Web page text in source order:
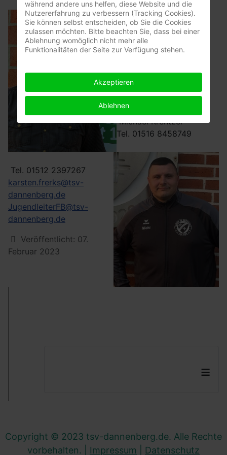
Karsten Frerks
Michael Krentzel
Tel. 01516 8458749
Tel. 01512 2397267
karsten.frerks@tsv-
dannenberg.de
JugendleiterFB@tsv-
dannenberg.de
Details
Veröffentlicht: 07.
Februar 2023
≡
Copyright © 2023 tsv-dannenberg.de. Alle Rechte
vorbehalten. | Impressum Datenschutz
während andere uns helfen, diese Website und die
Nutzererfahrung zu verbessern (Tracking Cookies).
Sie können selbst entscheiden, ob Sie die Cookies
zulassen möchten. Bitte beachten Sie, dass bei einer
Ablehnung womöglich nicht mehr alle
Funktionalitäten der Seite zur Verfügung stehen.
Akzeptieren
Ablehnen